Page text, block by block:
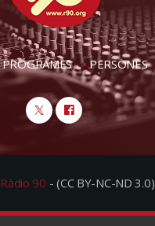
PROGRAMES PERSONES
Ràdio 90 - (CC BY-NC-ND 3.0)